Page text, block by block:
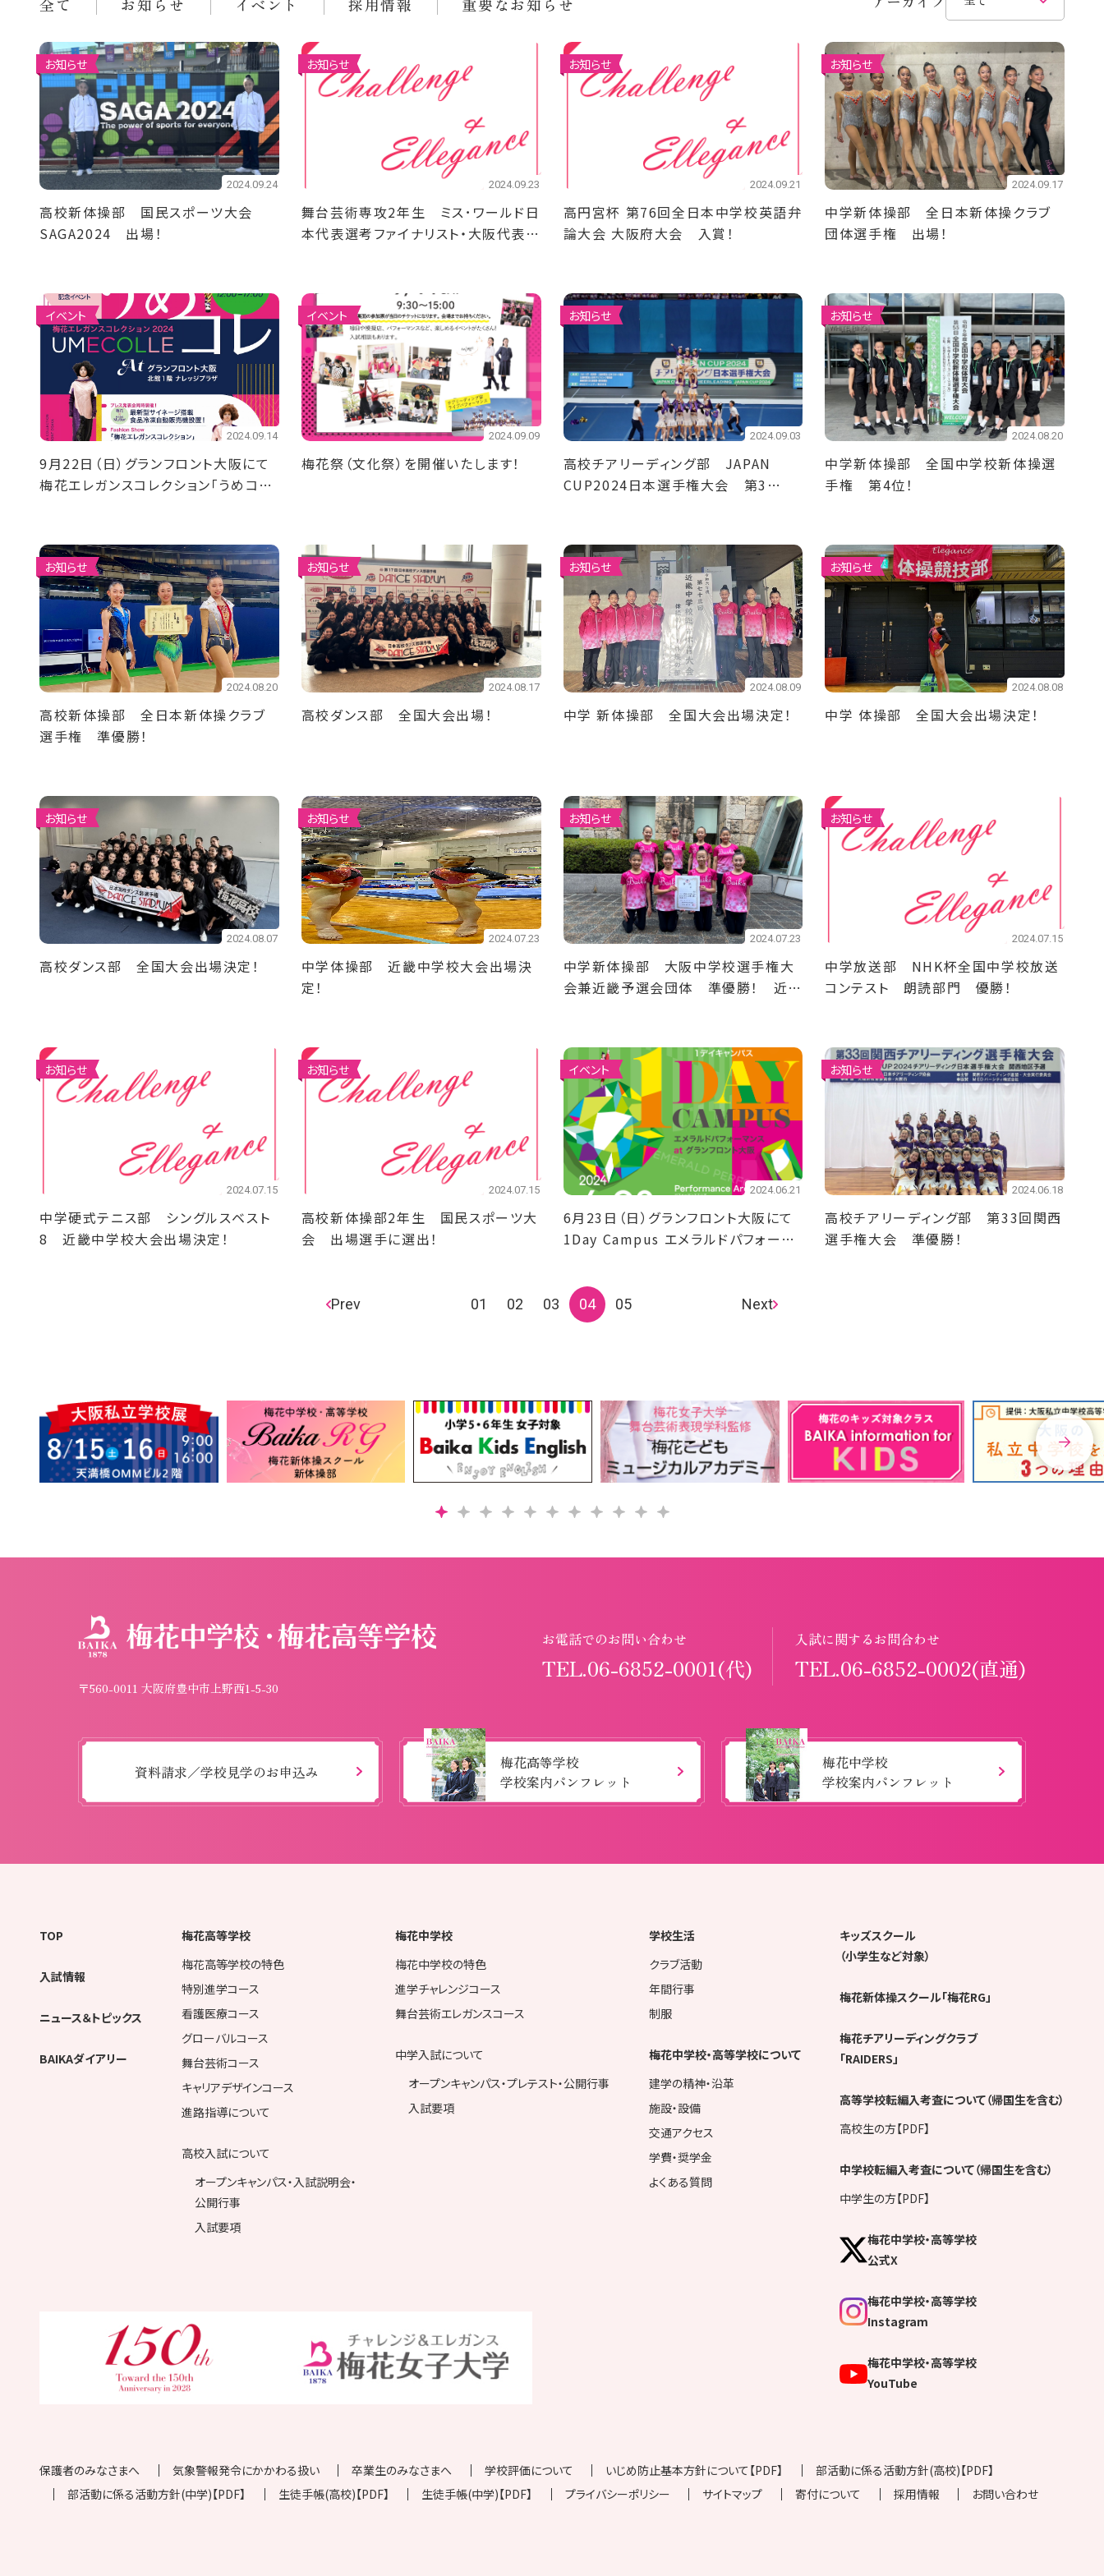
お知らせ
2024.09.24
高校新体操部 国民スポーツ大会
SAGA2024 出場！
お知らせ
2024.09.23
舞台芸術専攻2年生 ミス･ワールド日
本代表選考ファイナリスト・大阪代表
お知らせ
2024.09.21
高円宮杯 第76回全日本中学校英語弁
論大会 大阪府大会 入賞！
お知らせ
2024.09.17
中学新体操部 全日本新体操クラブ
団体選手権 出場！
イベント
2024.09.14
9月22日（日）グランフロント大阪にて
梅花エレガンスコレクション「うめコ
イベント
2024.09.09
梅花祭（文化祭）を開催いたします！
お知らせ
2024.09.03
高校チアリーディング部 JAPAN
CUP2024日本選手権大会 第3
お知らせ
2024.08.20
中学新体操部 全国中学校新体操選
手権 第4位！
お知らせ
2024.08.20
高校新体操部 全日本新体操クラブ
選手権 準優勝！
お知らせ
2024.08.17
高校ダンス部 全国大会出場！
お知らせ
2024.08.09
中学 新体操部 全国大会出場決定！
お知らせ
2024.08.08
中学 体操部 全国大会出場決定！
お知らせ
2024.08.07
高校ダンス部 全国大会出場決定！
お知らせ
2024.07.23
中学体操部 近畿中学校大会出場決
定！
お知らせ
2024.07.23
中学新体操部 大阪中学校選手権大
会兼近畿予選会団体 準優勝！ 近畿
お知らせ
2024.07.15
中学放送部 NHK杯全国中学校放送
コンテスト 朗読部門 優勝！
お知らせ
2024.07.15
中学硬式テニス部 シングルスベスト
8 近畿中学校大会出場決定！
お知らせ
2024.07.15
高校新体操部2年生 国民スポーツ大
会 出場選手に選出！
イベント
2024.06.21
6月23日（日）グランフロント大阪にて
1Day Campus エメラルドパフォーマ
お知らせ
2024.06.18
高校チアリーディング部 第33回関西
選手権大会 準優勝！
Prev 01 02 03 04 05 Next
〒560-0011 大阪府豊中市上野西1-5-30
お電話でのお問い合わせ
TEL.06-6852-0001(代)
入試に関するお問合わせ
TEL.06-6852-0002(直通)
資料請求／学校見学のお申込み
梅花高等学校
学校案内パンフレット
梅花中学校
学校案内パンフレット
TOP
入試情報
ニュース＆トピックス
BAIKAダイアリー
梅花高等学校
梅花高等学校の特色
特別進学コース
看護医療コース
グローバルコース
舞台芸術コース
キャリアデザインコース
進路指導について
高校入試について
オープンキャンパス・入試説明会・
公開行事
入試要項
梅花中学校
梅花中学校の特色
進学チャレンジコース
舞台芸術エレガンスコース
中学入試について
オープンキャンパス・プレテスト・公開行事
入試要項
学校生活
クラブ活動
年間行事
制服
梅花中学校・高等学校について
建学の精神・沿革
施設・設備
交通アクセス
学費・奨学金
よくある質問
キッズスクール
（小学生など対象）
梅花新体操スクール「梅花RG」
梅花チアリーディングクラブ
「RAIDERS」
高等学校転編入考査について（帰国生を含む）
高校生の方【PDF】
中学校転編入考査について（帰国生を含む）
中学生の方【PDF】
梅花中学校・高等学校
公式X
梅花中学校・高等学校
Instagram
梅花中学校・高等学校
YouTube
保護者のみなさまへ 気象警報発令にかかわる扱い 卒業生のみなさまへ 学校評価について いじめ防止基本方針について【PDF】
部活動に係る活動方針(高校)【PDF】
部活動に係る活動方針(中学)【PDF】
生徒手帳(高校)【PDF】 生徒手帳(中学)【PDF】 プライバシーポリシー サイトマップ 寄付について 採用情報 お問い合わせ